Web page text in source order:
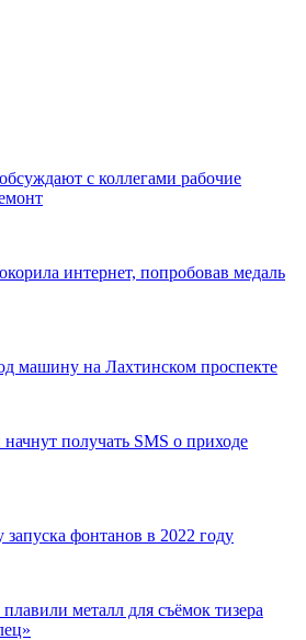
с коллегами рабочие
интернет, попробовав медаль
машину на Лахтинском проспекте
получать SMS о приходе
запуска фонтанов в 2022 году
металл для съёмок тизера